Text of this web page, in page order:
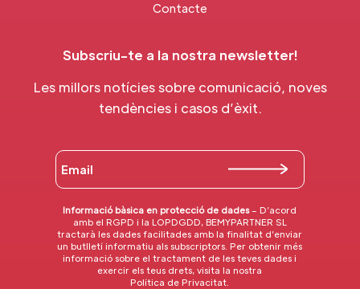
Contacte
Subscriu-te a la nostra newsletter!
Les millors notícies sobre comunicació, noves
tendències i casos d’èxit.
Informació bàsica en protecció de dades– D’acord
amb el RGPD i la LOPDGDD, BEMYPARTNER SL
tractarà les dades facilitades amb la finalitat d’enviar
un butlletí informatiu als subscriptors. Per obtenir més
informació sobre el tractament de les teves dades i
exercir els teus drets, visita la nostra
Política de Privacitat